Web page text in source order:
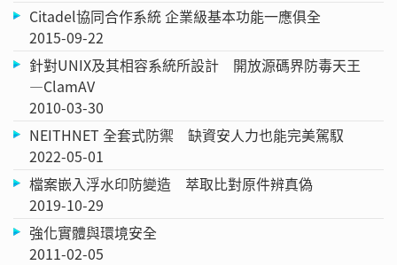
Citadel協同合作系統 企業級基本功能一應俱全
2015-09-22
針對UNIX及其相容系統所設計 開放源碼界防毒天王
—ClamAV
2010-03-30
NEITHNET 全套式防禦 缺資安人力也能完美駕馭
2022-05-01
檔案嵌入浮水印防變造 萃取比對原件辨真偽
2019-10-29
強化實體與環境安全
2011-02-05